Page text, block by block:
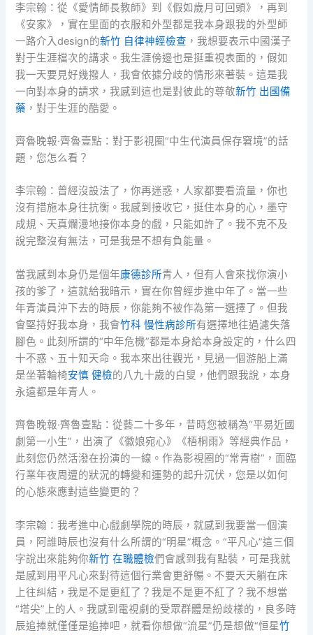
李宗翰：從《愛情師長教師》到《假如歲月可回頭》，再到
《安家》，實在里面的衣服和外型都是我本身跟我的外型師
一路介入design的新竹 自律神經檢查 ，我想要表示中國漢子
對于生涯檔次的講求。我生涯傍邊也是挺重視表面的，假如
我一天要見好幾撥人，我會依據分歧的情形來著裝。這是我
一向對本身的請求，我感到這也是對彼此的尊敬新竹 出國備
藥 ，對于生涯的酷愛。
齊魯晚報·齊魯壹點：對于影視圈“中生代演員保存窘境”的話
題，您怎么看？
李宗翰：曾經沒設法了，你再迷惑，人家都要看流量，你也
沒有措施本身往抗衡。我感到接收它，挺住本身的心，墨守
成規、天真爛漫地接你本身的戲，只能如許了。我不克不及
說完整沒有無法，可是我是不想有負能量。
當我感到本身仍是個年康德診所青人，但有人會來找你演小
孩的爹了，這就給我暗示，實在你曾經步進中年了。當一些
年青演員沖下去的時辰，你能夠不被作為第一選擇了。但我
會堅持好我本身，我會竹科 慢性病診所有選擇地往過濾失落
腳色。此刻所謂的“中年危機”都是本身給本身設定的，什么四
十不惑、五十知天命。我本來出往觀光，見過一個游船上滿
是坐著輪椅安慎 健檢的八九十歲的白叟，他們跟我說，本身
永遠都是年青人。
齊魯晚報·齊魯壹點：從藝二十多年，昔時您被稱為“平易近國
劇第一小生”，出演了《徽娘宛心》《梧桐雨》等經典作品，
此刻您仍然活潑在扮演的一線。作為影視圈的“常青樹”，面臨
行業年夜周遭的狀況的轉變和運勢的起升沉伏，您是以如何
的心態來應對這些變更的？
李宗翰：我考進中心戲劇學院的時辰，就感到我要當一個演
員，阿誰時辰也沒有什么所謂的“明星”概念。“平凡心”這三個
字說出來能夠你新竹 在職體檢們會感到我有點裝，可是我就
是感到用平凡心來對待這個行業會更舒暢。不要天天躺在床
上往糾結，我是不是更紅了？我是不是更不紅了？我不想當
“塔尖”上的人。我感到電視劇的受眾群體是紛歧樣的，良多時
辰追捧就僅僅是追捧吧，就看你想做“流星”仍是想做“恒星竹